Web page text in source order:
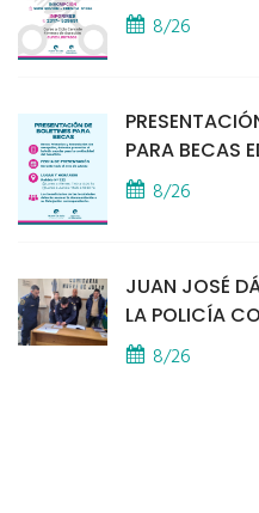
8/26
PARA BECAS
8/26
JUAN JOSÉ
LA POLICÍA
8/26